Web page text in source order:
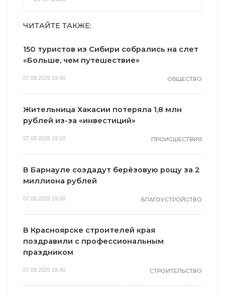
ЧИТАЙТЕ ТАКЖЕ:
150 туристов из Сибири собрались на слет
«Больше, чем путешествие»
07.08.2026 19:40 ОБЩЕСТВО
Жительница Хакасии потеряла 1,8 млн
рублей из-за «инвестиций»
07.08.2026 19:10 ПРОИСШЕСТВИЯ
В Барнауле создадут берёзовую рощу за 2
миллиона рублей
07.08.2026 19:00 БЛАГОУСТРОЙСТВО
В Красноярске строителей края
поздравили с профессиональным
праздником
07.08.2026 18:40 СТРОИТЕЛЬСТВО